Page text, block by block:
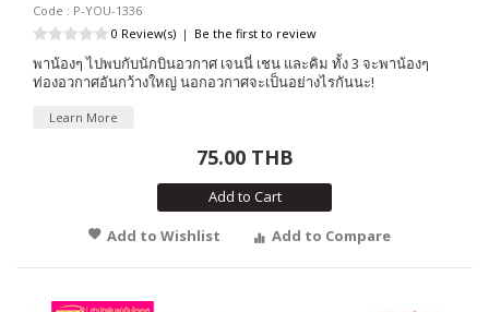
Code : P-YOU-1336
0 Review(s) | Be the first to review
พาน้องๆ ไปพบกับนักบินอวกาศ เจนนี่ เชน และคิม ทั้ง 3 จะพาน้องๆ
ท่องอวกาศอันกว้างใหญ่ นอกอวกาศจะเป็นอย่างไรกันนะ!
Learn More
75.00 THB
Add to Cart
Add to Wishlist
Add to Compare